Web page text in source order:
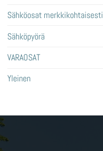
Sähköosat merkkikohtaisesti
Sähköpyörä
VARAOSAT
Yleinen